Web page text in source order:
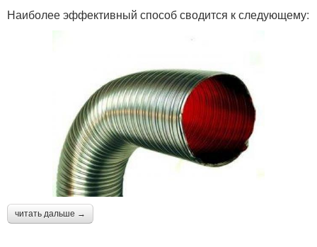
Наиболее эффективный способ сводится к следующему:
читать дальше →